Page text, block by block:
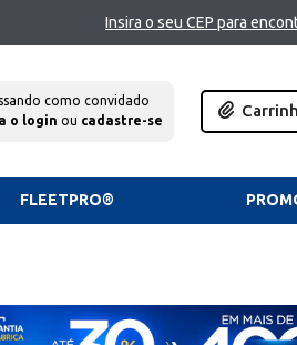
Insira o seu CEP para
como convidado
o login ou cadastre-se
FLEETPRO®